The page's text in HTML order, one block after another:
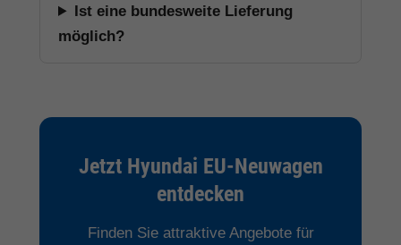
Ist eine bundesweite Lieferung
möglich?
Jetzt Hyundai EU-Neuwagen
entdecken
Finden Sie attraktive Angebote für